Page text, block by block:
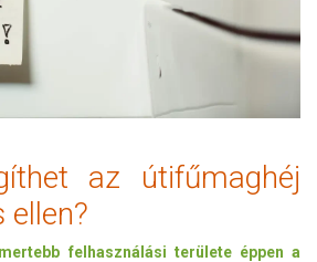
az útifűmaghéj
ellen?
felhasználási területe éppen a